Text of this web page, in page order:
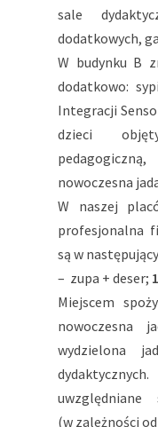
sale
dodatkowych,
W budynku B
dodatkowo:
Integracji
dzieci
nowoczesna
W naszej
profesjonalna
są w
– zupa + deser;
Miejscem
nowoczesna
wydzielona
(w zależności